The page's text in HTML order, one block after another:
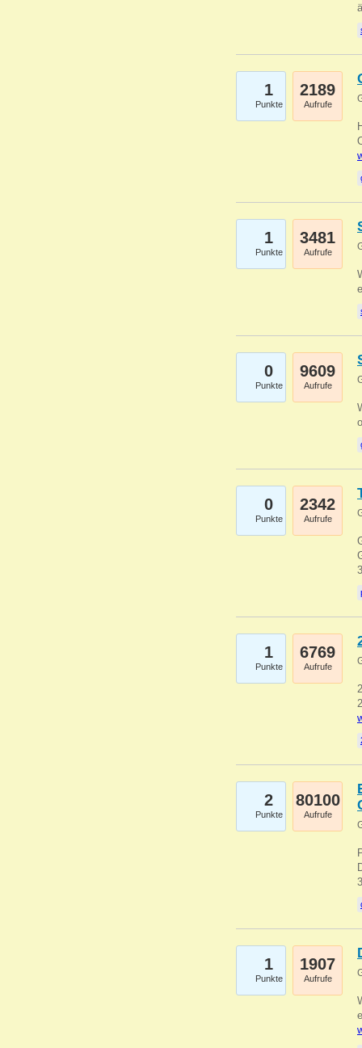
1
Punkte
2189
Aufrufe
1
Punkte
3481
Aufrufe
0
Punkte
9609
Aufrufe
0
Punkte
2342
Aufrufe
1
Punkte
6769
Aufrufe
2
Punkte
80100
Aufrufe
1
Punkte
1907
Aufrufe